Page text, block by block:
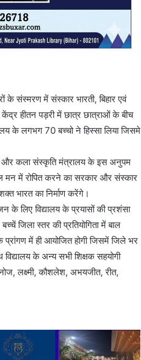
के संस्मरण में संस्कार भारती, बिहार एवं
हीतन पड़री में छात्र छात्राओं के बीच
के लगभग 70 बच्चो ने हिस्सा लिया जिसमे
और कला संस्कृति मंत्रालय के इस अनुपम
मन में रोपित करने का सरकार और संस्कार
भारत का निर्माण करेंगे।
लिए विद्यालय के प्रयासों की प्रशंसा
जिला स्तर की प्रतियोगिता में बाल
प्रांगण में ही आयोजित होगी जिसमें जिले भर
के अन्य सभी शिक्षक सहयोगी
लक्ष्मी, कौशलेश, अभयजीत, रीत,